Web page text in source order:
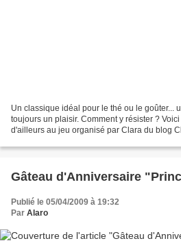
Un classique idéal pour le thé ou le goûter...
toujours un plaisir. Comment y résister ?
d'ailleurs au jeu organisé par Clara du blog
Gâteau d'Anniversaire
Publié le 05/04/2009 à 19:32
Par Alaro